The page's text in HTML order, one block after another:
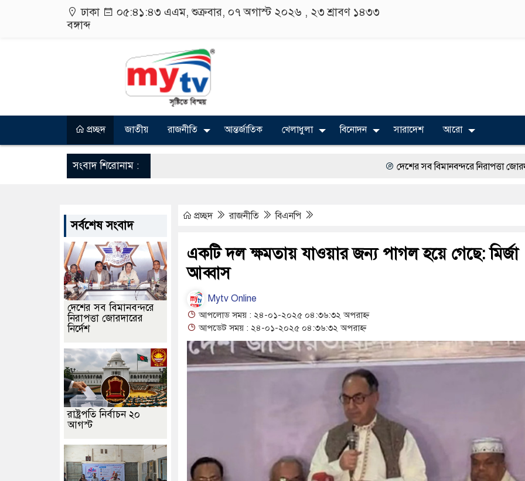
ঢাকা ০৫:৪১:৪৪ এএম, শুক্রবার, ০৭ অগাস্ট ২০২৬ , ২৩ শ্রাবণ ১৪৩৩
বঙ্গাব্দ
প্রচ্ছদ জাতীয় রাজনীতি আন্তর্জাতিক খেলাধুলা বিনোদন সারাদেশ আরো
সংবাদ শিরোনাম : দেশের সব বিমানবন্দরে নিরাপত্তা জোরদারের নির্দেশ
অত্যাচারের ছবি যেন আর তুলতে না হয়, সেই
সারজিস-পাটোয়ারীসহ ১০ জনের বিরুদ্ধে থানায়
‘স্কুটি নাকি গোল্ড?’ ক্যাম্পেইনের বিজয়ীদের
সার্ককে আরও গতিশীল করতে চায় বাংলাদেশ-
প্রধানমন্ত্রীর সঙ্গে নবনিযুক্ত নৌবাহিনী প্রধানের সৌজন্য
জামায়াত ফেরেশতাদের দল নয়, ভুল হতে পারে:
প্রচ্ছদ রাজনীতি বিএনপি
একটি দল ক্ষমতায় যাওয়ার জন্য পাগল হয়ে গেছে: মির্জা
আব্বাস
Mytv Online
আপলোড সময় : ২৪-০১-২০২৫ ০৪:৩৬:৩২ অপরাহ্ন
আপডেট সময় : ২৪-০১-২০২৫ ০৪:৩৬:৩২ অপরাহ্ন
সর্বশেষ সংবাদ
দেশের সব বিমানবন্দরে
নিরাপত্তা জোরদারের
নির্দেশ
রাষ্ট্রপতি নির্বাচন ২০
আগস্ট